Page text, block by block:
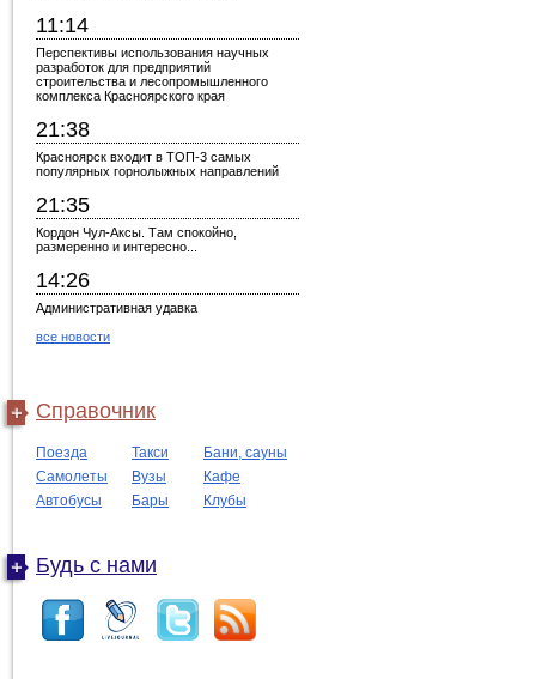
11:14
Перспективы использования научных
разработок для предприятий
строительства и лесопромышленного
комплекса Красноярского края
21:38
Красноярск входит в ТОП-3 самых
популярных горнолыжных направлений
21:35
Кордон Чул-Аксы. Там спокойно,
размеренно и интересно...
14:26
Административная удавка
все новости
Справочник
Поезда Такси
Бани, сауны
Самолеты
Вузы
Кафе
Автобусы
Бары Клубы
Будь с нами